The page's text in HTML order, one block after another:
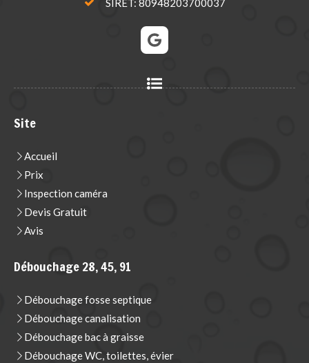
SIRET: 80948203700037
Site
Accueil
Prix
Inspection caméra
Devis Gratuit
Avis
Débouchage 28, 45, 91
Débouchage fosse septique
Débouchage canalisation
Débouchage bac à graisse
Débouchage WC, toilettes, évier